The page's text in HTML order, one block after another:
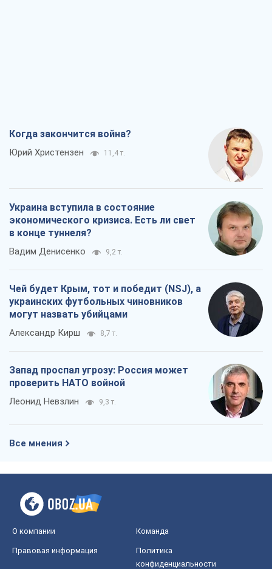
Когда закончится война?
Юрий Христензен 11,4 т.
Украина вступила в состояние
экономического кризиса. Есть ли свет
в конце туннеля?
Вадим Денисенко 9,2 т.
Чей будет Крым, тот и победит (NSJ), а
украинских футбольных чиновников
могут назвать убийцами
Александр Кирш 8,7 т.
Запад проспал угрозу: Россия может
проверить НАТО войной
Леонид Невзлин 9,3 т.
Все мнения
О компании Команда
Правовая информация
Политика
конфиденциальности